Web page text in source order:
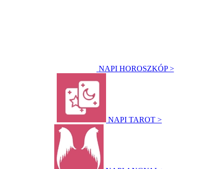
NAPI HOROSZKÓP >
NAPI TAROT >